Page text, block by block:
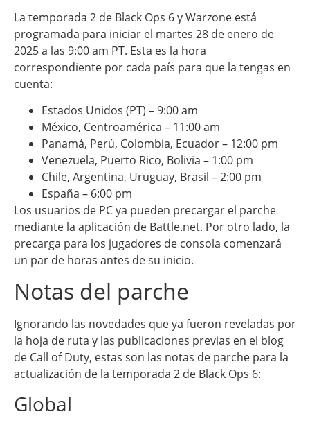
La temporada 2 de Black Ops 6 y Warzone está
programada para iniciar el martes 28 de enero de
2025 a las 9:00 am PT. Esta es la hora
correspondiente por cada país para que la tengas en
cuenta:
Estados Unidos (PT) – 9:00 am
México, Centroamérica – 11:00 am
Panamá, Perú, Colombia, Ecuador – 12:00 pm
Venezuela, Puerto Rico, Bolivia – 1:00 pm
Chile, Argentina, Uruguay, Brasil – 2:00 pm
España – 6:00 pm
Los usuarios de PC ya pueden precargar el parche
mediante la aplicación de Battle.net. Por otro lado, la
precarga para los jugadores de consola comenzará
un par de horas antes de su inicio.
Notas del parche
Ignorando las novedades que ya fueron reveladas por
la hoja de ruta y las publicaciones previas en el blog
de Call of Duty, estas son las notas de parche para la
actualización de la temporada 2 de Black Ops 6:
Global